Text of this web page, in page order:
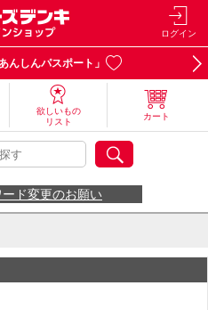
ログイン
んしんパスポート」
欲しいもの
リスト
カート
ド変更のお願い